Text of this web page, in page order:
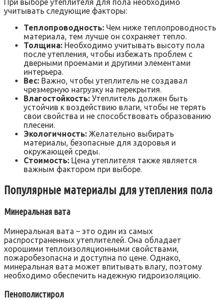
При выборе утеплителя для пола необходимо
учитывать следующие факторы:
Теплопроводность: Чем ниже теплопроводность
материала, тем лучше он сохраняет тепло.
Толщина: Необходимо учитывать высоту пола
после утепления, чтобы избежать проблем с
дверными проемами и другими элементами
интерьера.
Вес: Важно, чтобы утеплитель не создавал
чрезмерную нагрузку на перекрытия.
Влагостойкость: Утеплитель должен быть
устойчив к воздействию влаги, чтобы не терять
свои свойства и не способствовать образованию
плесени.
Экологичность: Желательно выбирать
материалы, безопасные для здоровья и
окружающей среды.
Стоимость: Цена утеплителя также является
важным фактором при выборе.
Популярные материалы для утепления пола
Минеральная вата
Минеральная вата – это один из самых
распространенных утеплителей. Она обладает
хорошими теплоизоляционными свойствами,
пожаробезопасна и доступна по цене. Однако,
минеральная вата может впитывать влагу, поэтому
необходимо обеспечить надежную гидроизоляцию.
Пенополистирол